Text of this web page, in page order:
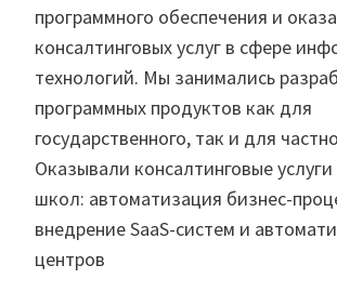
программного обеспечения и
консалтинговых услуг в сфере
технологий. Мы занимались
программных продуктов как для
государственного, так и для
Оказывали консалтинговые
школ: автоматизация бизнес-
внедрение SaaS-систем и
центров